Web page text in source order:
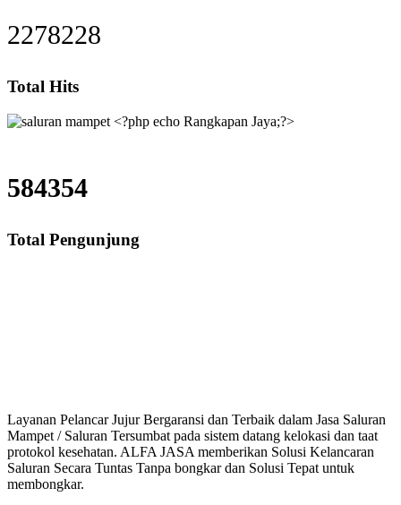
2278228
Total Hits
584354
Total Pengunjung
Layanan Pelancar Jujur Bergaransi dan Terbaik dalam Jasa Saluran
Mampet / Saluran Tersumbat pada sistem datang kelokasi dan taat
protokol kesehatan. ALFA JASA memberikan Solusi Kelancaran
Saluran Secara Tuntas Tanpa bongkar dan Solusi Tepat untuk
membongkar.